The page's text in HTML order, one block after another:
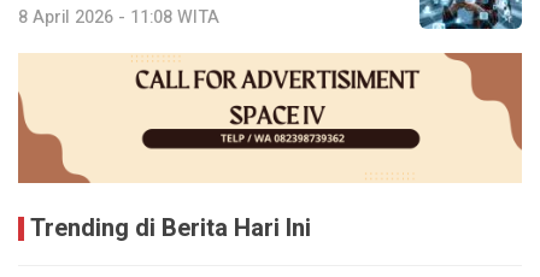
8 April 2026 - 11:08 WITA
Trending di Berita Hari Ini